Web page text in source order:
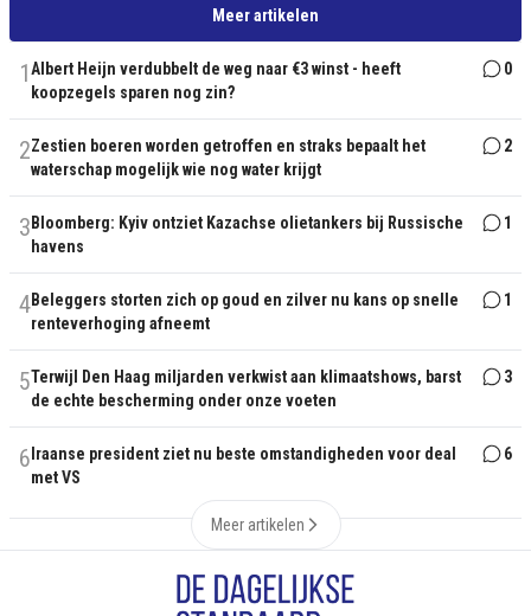
Meer artikelen
1Albert Heijn verdubbelt de weg naar €3 winst - heeft
koopzegels sparen nog zin?
0
2Zestien boeren worden getroffen en straks bepaalt het
waterschap mogelijk wie nog water krijgt
2
3 Bloomberg: Kyiv ontziet Kazachse olietankers bij Russische
havens
1
4Beleggers storten zich op goud en zilver nu kans op snelle
renteverhoging afneemt
1
5Terwijl Den Haag miljarden verkwist aan klimaatshows, barst
de echte bescherming onder onze voeten
3
6 Iraanse president ziet nu beste omstandigheden voor deal
met VS
6
Meer artikelen